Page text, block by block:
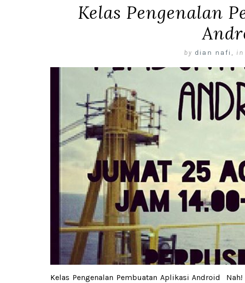
Kelas Pengenalan
by dian nafi , in
Kelas Pengenalan Pembuatan Aplikasi Android